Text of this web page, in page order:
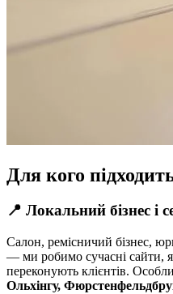
Для кого
📍 Локальний бізнес і
Салон, ремісничий бізнес,
— ми робимо сучасні сайти,
переконують клієнтів.
Ольхінгу,